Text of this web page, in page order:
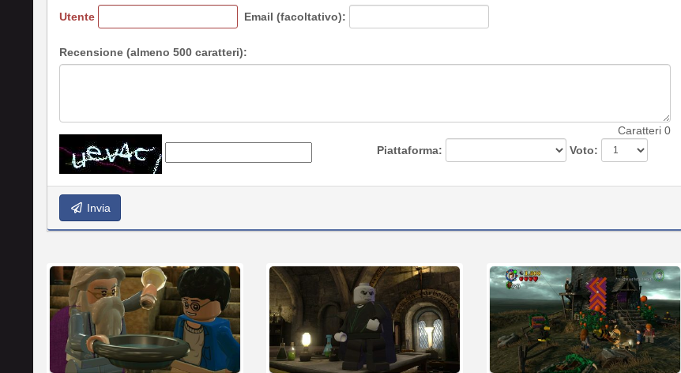
Utente Email (facoltativo):
Recensione (almeno 500 caratteri):
Caratteri 0
Piattaforma:
Voto:
Invia